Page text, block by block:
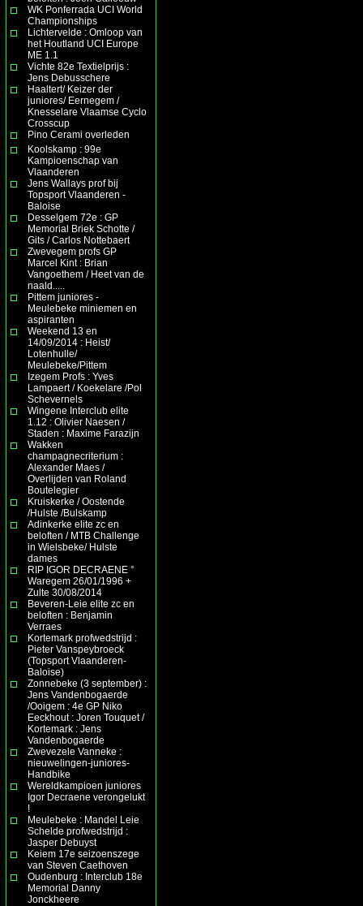
WK Ponferrada UCI World
Championships
Lichtervelde : Omloop van
het Houtland UCI Europe
ME 1.1
Vichte 82e Textielprijs :
Jens Debusschere
Haaltert/ Keizer der
juniores/ Eernegem /
Knesselare Vlaamse Cyclo
Crosscup
Pino Cerami overleden
Koolskamp : 99e
Kampioenschap van
Vlaanderen
Jens Wallays prof bij
Topsport Vlaanderen -
Baloise
Desselgem 72e : GP
Memorial Briek Schotte /
Gits / Carlos Nottebaert
Zwevegem profs GP
Marcel Kint : Brian
Vangoethem / Heet van de
naald.....
Pittem juniores -
Meulebeke miniemen en
aspiranten
Weekend 13 en
14/09/2014 : Heist/
Lotenhulle/
Meulebeke/Pittem
Izegem Profs : Yves
Lampaert / Koekelare /Pol
Schevernels
Wingene Interclub elite
1.12 : Olivier Naesen /
Staden : Maxime Farazijn
Wakken
champagnecriterium :
Alexander Maes /
Overlijden van Roland
Boutelegier
Kruiskerke / Oostende
/Hulste /Bulskamp
Adinkerke elite zc en
beloften / MTB Challenge
in Wielsbeke/ Hulste
dames
RIP IGOR DECRAENE °
Waregem 26/01/1996 +
Zulte 30/08/2014
Beveren-Leie elite zc en
beloften : Benjamin
Verraes
Kortemark profwedstrijd :
Pieter Vanspeybroeck
(Topsport Vlaanderen-
Baloise)
Zonnebeke (3 september) :
Jens Vandenbogaerde
/Ooigem : 4e GP Niko
Eeckhout : Joren Touquet /
Kortemark : Jens
Vandenbogaerde
Zwevezele Vanneke :
nieuwelingen-juniores-
Handbike
Wereldkampioen juniores
Igor Decraene verongelukt
!
Meulebeke : Mandel Leie
Schelde profwedstrijd :
Jasper Debuyst
Keiem 17e seizoenszege
van Steven Caethoven
Oudenburg : Interclub 18e
Memorial Danny
Jonckheere